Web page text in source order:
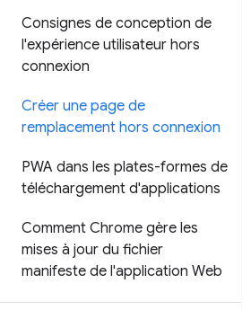
Consignes de conception de
l'expérience utilisateur hors
connexion
Créer une page de
remplacement hors connexion
PWA dans les plates-formes de
téléchargement d'applications
Comment Chrome gère les
mises à jour du fichier
manifeste de l'application Web